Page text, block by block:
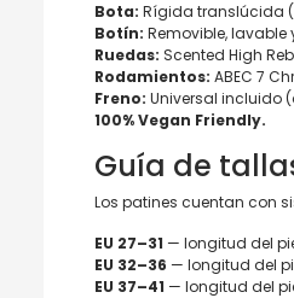
Bota: Rígida translúcida
Botín: Removible,
Ruedas: Scented High
Rodamientos: ABEC 7
Freno: Universal incluido
100% Vegan Friendly.
Guía de
Los patines cuentan con
EU 27–31 — longitud del
EU 32–36 — longitud del
EU 37–41 — longitud del